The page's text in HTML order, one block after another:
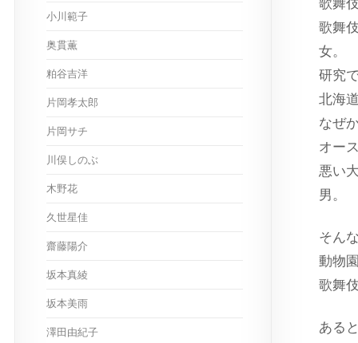
歌舞
歌舞
女。
研究
北海
なぜ
オー
悪い
男。
そん
動物
歌舞
ある
小川範子
奥貫薫
粕谷吉洋
片岡孝太郎
片岡サチ
川俣しのぶ
木野花
久世星佳
齋藤陽介
坂本真綾
坂本美雨
澤田由紀子